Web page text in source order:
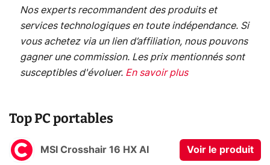
Nos experts recommandent des produits et
services technologiques en toute indépendance. Si
vous achetez via un lien d’affiliation, nous pouvons
gagner une commission. Les prix mentionnés sont
susceptibles d'évoluer. En savoir plus
Top PC portables
MSI Crosshair 16 HX AI Voir le produit